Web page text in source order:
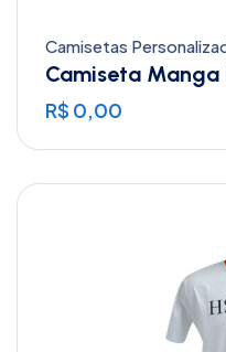
Camisetas
Camiseta Manga
R$ 0,00